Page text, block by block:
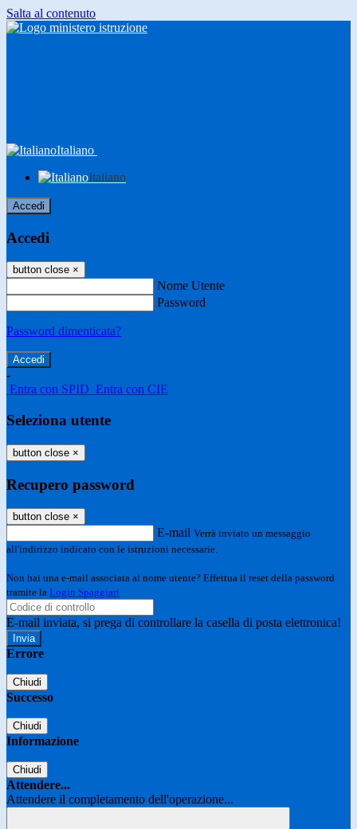
Salta al contenuto
Italiano
Italiano
Accedi
Accedi
button close ×
Nome Utente
Password
Password dimenticata?
-
Entra con SPID Entra con CIE
Seleziona utente
button close ×
Recupero password
button close ×
E-mail Verrà inviato un messaggio
all'indirizzo indicato con le istruzioni necessarie.
Non hai una e-mail associata al nome utente? Effettua il reset della password
tramite la Login Spaggiari
E-mail inviata, si prega di controllare la casella di posta elettronica!
Errore
Chiudi
Successo
Chiudi
Informazione
Chiudi
Attendere...
Attendere il completamento dell'operazione...